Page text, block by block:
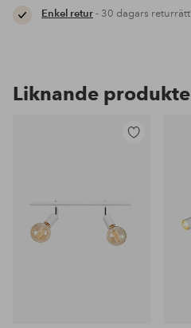
Enkel retur- 30 dagars
Liknande